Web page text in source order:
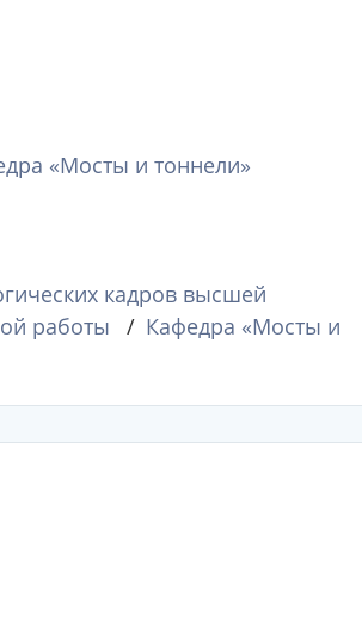
«Мосты и тоннели»
кадров высшей
работы
Кафедра «Мосты и